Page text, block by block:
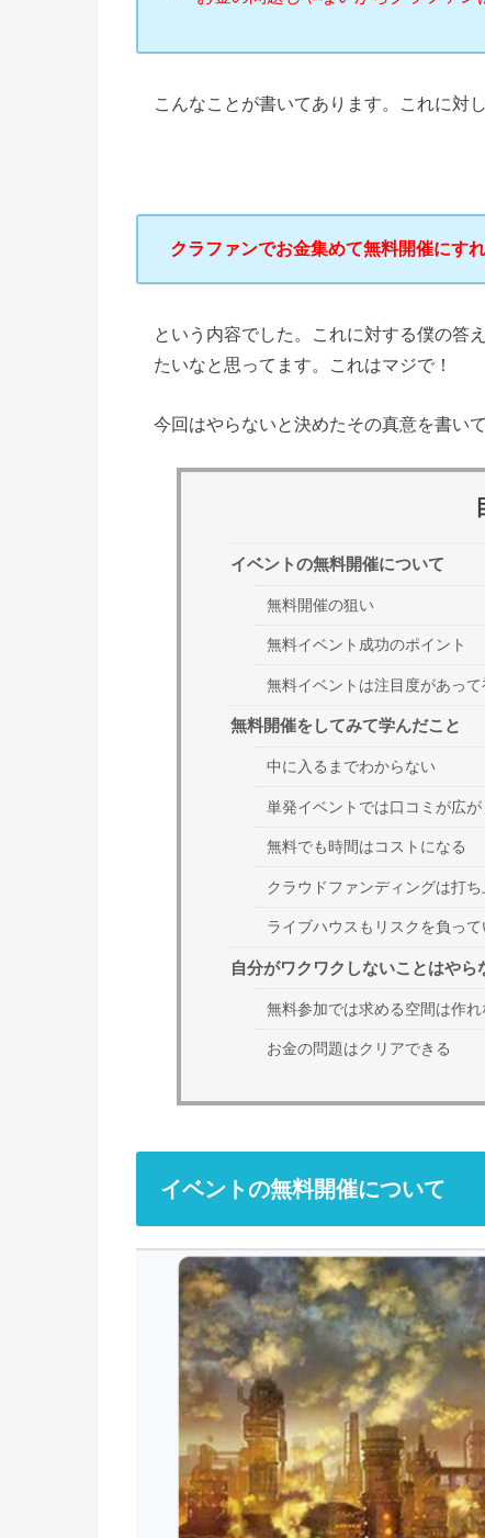
こんなことが書いてあります。これに対
クラファンでお金集めて無料開催にす
という内容でした。これに対する僕の答
たいなと思ってます。これはマジで！
今回はやらないと決めたその真意を書いて
イベントの無料開催について
無料開催の狙い
無料イベント成功のポイント
無料イベントは注目度があっ
無料開催をしてみて学んだこと
中に入るまでわからない
単発イベントでは口コミが広が
無料でも時間はコストになる
クラウドファンディングは打ち
ライブハウスもリスクを負って
自分がワクワクしないことはやら
無料参加では求める空間は作れ
お金の問題はクリアできる
イベントの無料開催について